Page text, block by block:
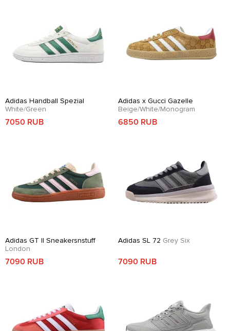
Adidas Handball Spezial
White/Green
7050 RUB
Adidas x Gucci Gazelle
Beige/White/Monogram
6850 RUB
Adidas GT II Sneakersnstuff
London
7090 RUB
Adidas SL 72 Grey Six
7090 RUB